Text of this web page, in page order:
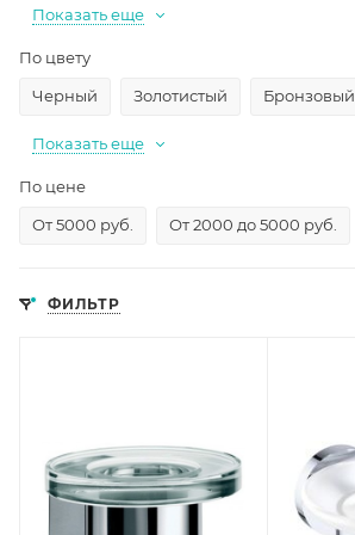
Показать еще
По цвету
Черный
Золотистый Бронзовый
Показать еще
По цене
От 5000 руб.
От 2000 до 5000 руб.
ФИЛЬТР